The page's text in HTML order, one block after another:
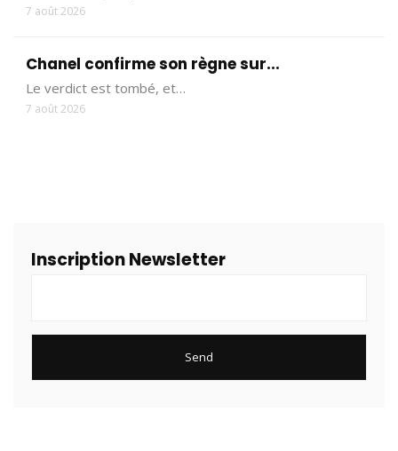
7 août 2026
Chanel confirme son règne sur...
Le verdict est tombé, et…
7 août 2026
Inscription Newsletter